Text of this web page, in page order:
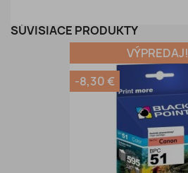
SÚVISIACE PRODUKTY
VÝPREDAJ!
-8,30 €